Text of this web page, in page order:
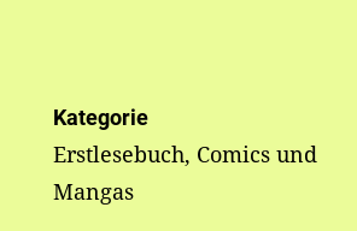
Kategorie
Erstlesebuch, Comics und
Mangas